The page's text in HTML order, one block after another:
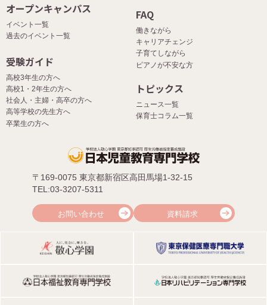
オープンキャンパス
イベント一覧
過去のイベント一覧
FAQ
働きながら
キャリアチェンジ
子育てしながら
ピアノが不安な方
受験ガイド
高校3年生の方へ
高校1・2年生の方へ
社会人・主婦・高卒の方へ
高等学校の先生方へ
卒業生の方へ
トピックス
ニュース一覧
保育士コラム一覧
〒169-0075 東京都新宿区高田馬場1-32-15
TEL:03-3207-5311
お問い合わせ 資料請求